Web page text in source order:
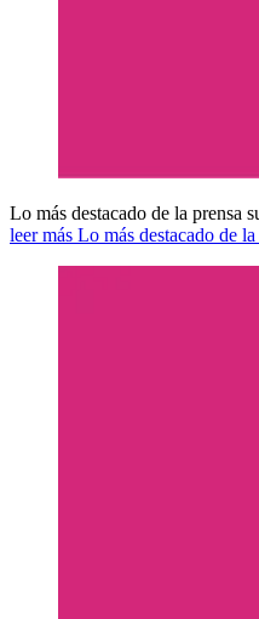
Lo más destacado de la prensa
leer más Lo más destacado de